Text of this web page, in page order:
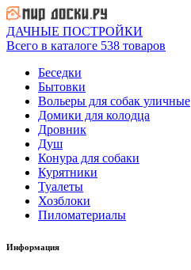
ДАЧНЫЕ ПОСТРОЙКИ
Всего в каталоге 538 товаров
Беседки
Бытовки
Вольеры для собак уличные
Домики для колодца
Дровник
Душ
Конура для собаки
Курятники
Туалеты
Хозблоки
Пиломатериалы
Информация